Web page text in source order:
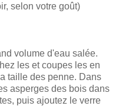
selon votre goût)
volume d'eau salée.
les et coupes les en
taille des penne. Dans
asperges des bois dans
puis ajoutez le verre